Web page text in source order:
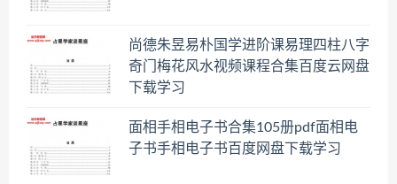
尚德朱昱易朴国学进阶课易理四柱八字
奇门梅花风水视频课程合集百度云网盘
下载学习
面相手相电子书合集105册pdf面相电
子书手相电子书百度网盘下载学习